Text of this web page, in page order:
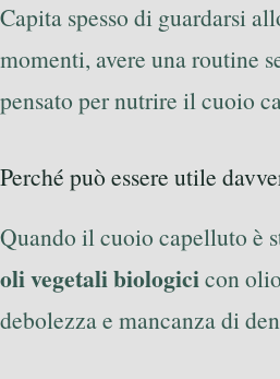
Capita spesso di guardarsi
momenti, avere una routine
pensato per nutrire il cuoio
Perché può essere utile
Quando il cuoio capelluto è
oli vegetali biologicicon
debolezza e mancanza di